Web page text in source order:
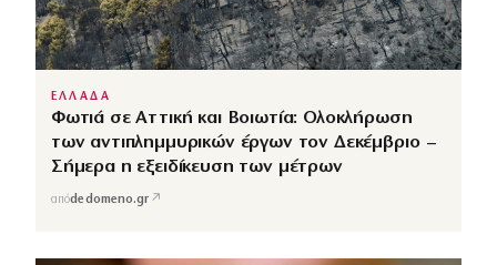
ΕΛΛΑΔΑ
Φωτιά σε Αττική και Βοιωτία: Ολοκλήρωση
των αντιπλημμυρικών έργων τον Δεκέμβριο –
Σήμερα η εξειδίκευση των μέτρων
απόdedomeno.gr ↗